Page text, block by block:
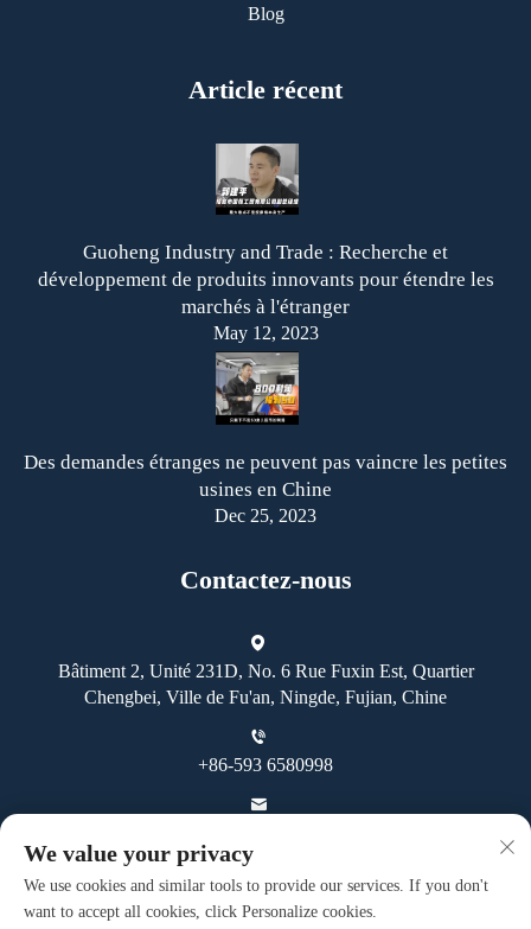
Blog
Article récent
Guoheng Industry and Trade : Recherche et
développement de produits innovants pour étendre les
marchés à l'étranger
May 12, 2023
Des demandes étranges ne peuvent pas vaincre les petites
usines en Chine
Dec 25, 2023
Contactez-nous
Bâtiment 2, Unité 231D, No. 6 Rue Fuxin Est, Quartier
Chengbei, Ville de Fu'an, Ningde, Fujian, Chine
+86-593 6580998
We value your privacy
We use cookies and similar tools to provide our services. If you don't
want to accept all cookies, click Personalize cookies.